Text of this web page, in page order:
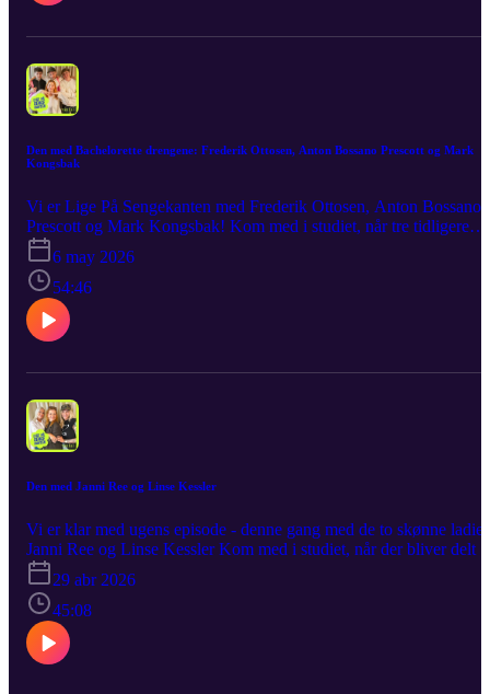
Den med Bachelorette drengene: Frederik Ottosen, Anton Bossano Prescott og Mark
Kongsbak
Vi er Lige På Sengekanten med Frederik Ottosen, Anton Bossano
Prescott og Mark Kongsbak! Kom med i studiet, når tre tidligere
bejlere – og nu tætte venner – åbner op for snakken om dating,
kærlighed og alt det midt imellem – med ærlige perspektiver, små
stikpiller og et venskab, der ikke er bange for at sige tingene, som
er. Som altid bliver det leveret råt, ærligt og med et glimt i øjet. Det
er ærligt, det er let, det er med et strejf af drengerøv – det er Lige
Sengekanten!
6 may 2026
54:46
Den med Janni Ree og Linse Kessler
Vi er klar med ugens episode - denne gang med de to skønne ladies
Janni Ree og Linse Kessler Kom med i studiet, når der bliver delt
af vilde historier, frække detaljer og hudløst ærlige meninger – og
når samtalen ryger en tur under bæltestedet. Med Linse og Janni
mikrofonerne er der ingen filtre, ingen fine fornemmelser og så er
der garanti for masser af grin undervejs. Som altid bliver det leveret
råt, ærligt og med et glimt i øjet. Det er vovet, det er vanvittigt, det
Linse og Janni Lige På Sengekanten!
29 abr 2026
45:08